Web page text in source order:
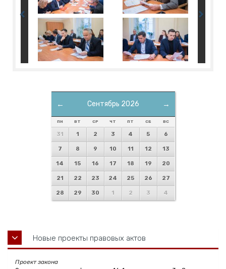
← →
Сентябрь 2026
ПН ВТ СР ЧТ ПТ СБ ВС
31 1 2 3 4 5 6
7 8 9 10 11 12 13
14 15 16 17 18 19 20
21 22 23 24 25 26 27
28 29 30 1 2 3 4
Новые проекты правовых актов
Проект закона